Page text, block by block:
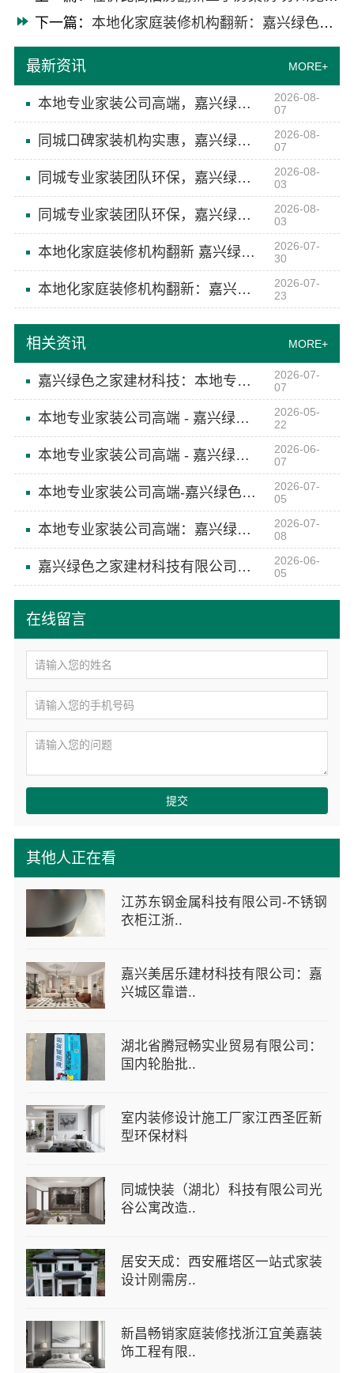
其他人正在看
江苏东钢金属科技有限公司-不锈钢
衣柜江浙..
嘉兴美居乐建材科技有限公司：嘉
兴城区靠谱..
湖北省腾冠畅实业贸易有限公司：
国内轮胎批..
室内装修设计施工厂家江西圣匠新
型环保材料
同城快装（湖北）科技有限公司光
谷公寓改造..
居安天成：西安雁塔区一站式家装
设计刚需房..
新昌畅销家庭装修找浙江宜美嘉装
饰工程有限..
在线留言
提交
下一篇： 本地化家庭装修机构翻新：嘉兴绿色之家建材科技有限公司
最新资讯 MORE+
本地专业家装公司高端，嘉兴绿色之家建材科技有限公司品质施工
2026-08-
07
同城口碑家装机构实惠，嘉兴绿色之家建材科技有限公司零增项承诺
2026-08-
07
同城专业家装团队环保，嘉兴绿色之家建材科技有限公司品质保障
2026-08-
03
同城专业家装团队环保，嘉兴绿色之家建材科技有限公司守护健康
2026-08-
03
本地化家庭装修机构翻新 嘉兴绿色之家建材科技有限公司焕新您的家
2026-07-
30
本地化家庭装修机构翻新：嘉兴绿色之家建材科技有限公司
2026-07-
23
相关资讯 MORE+
嘉兴绿色之家建材科技：本地专业家装公司高端定制
2026-07-
07
本地专业家装公司高端 - 嘉兴绿色之家建材科技
2026-05-
22
本地专业家装公司高端 - 嘉兴绿色之家建材科技有限公司
2026-06-
07
本地专业家装公司高端-嘉兴绿色之家建材科技有限公司
2026-07-
05
本地专业家装公司高端：嘉兴绿色之家建材科技有限公司
2026-07-
08
嘉兴绿色之家建材科技有限公司本地化专业室内设计团队省心
2026-06-
05